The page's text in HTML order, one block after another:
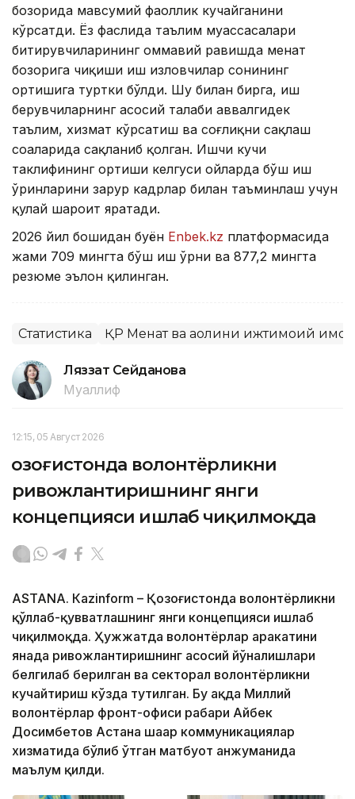
бозорида мавсумий фаоллик кучайганини
кўрсатди. Ёз фаслида таълим муассасалари
битирувчиларининг оммавий равишда меҳнат
бозорига чиқиши иш изловчилар сонининг
ортишига туртки бўлди. Шу билан бирга, иш
берувчиларнинг асосий талаби аввалгидек
таълим, хизмат кўрсатиш ва соғлиқни сақлаш
соҳаларида сақланиб қолган. Ишчи кучи
таклифининг ортиши келгуси ойларда бўш иш
ўринларини зарур кадрлар билан таъминлаш учун
қулай шароит яратади.
2026 йил бошидан буён Enbek.kz платформасида
жами 709 мингта бўш иш ўрни ва 877,2 мингта
резюме эълон қилинган.
Статистика ҚР Меҳнат ва аҳолини ижтимоий
Ляззат Сейданова
Муаллиф
12:15, 05 Август 2026
Қозоғистонда волонтёрликни
ривожлантиришнинг янги
концепцияси ишлаб чиқилмоқда
ASTANА. Кazinform – Қозоғистонда волонтёрликни
қўллаб-қувватлашнинг янги концепцияси ишлаб
чиқилмоқда. Ҳужжатда волонтёрлар ҳаракатини
янада ривожлантиришнинг асосий йўналишлари
белгилаб берилган ва секторал волонтёрликни
кучайтириш кўзда тутилган. Бу ҳақда Миллий
волонтёрлар фронт-офиси раҳбари Айбек
Досимбетов Астана шаҳар коммуникациялар
хизматида бўлиб ўтган матбуот анжуманида
маълум қилди.